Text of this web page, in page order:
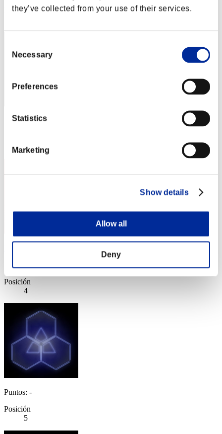
they’ve collected from your use of their services.
Selection
Necessary
Preferences
Statistics
Marketing
Show details
Allow all
Deny
Posición
Puntos: -
3
Puntos:82445506
Posición
4
Puntos: -
Posición
5